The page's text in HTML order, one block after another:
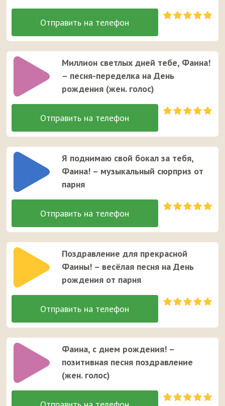
Миллион светлых дней тебе, Фаина!
– песня-переделка на День
рождения (жен. голос)
Я поднимаю свой бокал за тебя,
Фаина! – музыкальный сюрприз от
парня
Поздравление для прекрасной
Фаины! – весёлая песня на День
рождения от парня
Фаина, с днем рождения! –
позитивная песня поздравление
(жен. голос)